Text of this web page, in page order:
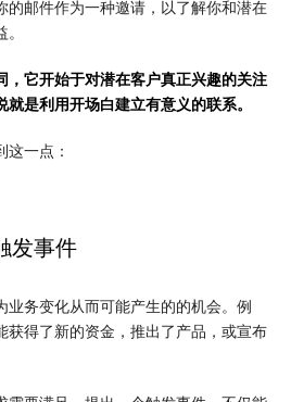
的邮件作为一种邀请，以了解你和潜在
，它开始于对潜在客户真正兴趣的关注
是利用开场白建立有意义的联系。
一点：
发事件
业务变化从而可能产生的的机会。例
获得了新的资金，推出了产品，或宣布